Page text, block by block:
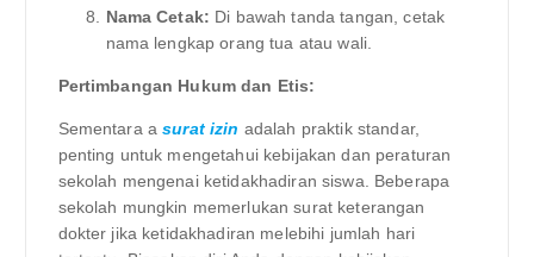
Nama Cetak: Di bawah tanda tangan, cetak
nama lengkap orang tua atau wali.
Pertimbangan Hukum dan Etis:
Sementara asurat izin adalah praktik standar,
penting untuk mengetahui kebijakan dan peraturan
sekolah mengenai ketidakhadiran siswa. Beberapa
sekolah mungkin memerlukan surat keterangan
dokter jika ketidakhadiran melebihi jumlah hari